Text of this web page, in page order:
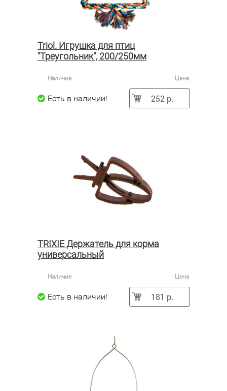
Triol. Игрушка для птиц
"Треугольник", 200/250мм
Наличие Цена
Есть в наличии! 252 р.
TRIXIE Держатель для корма
универсальный
Наличие Цена
Есть в наличии! 181 р.